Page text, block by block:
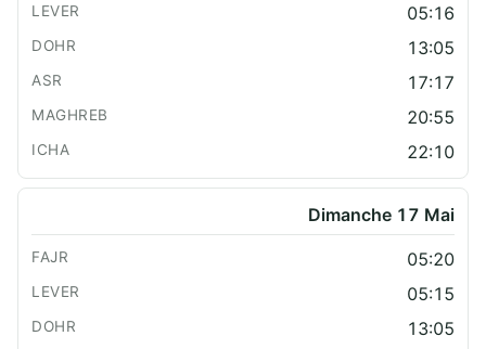
05:16
13:05
17:17
20:55
22:10
Dimanche 17 Mai
05:20
05:15
13:05